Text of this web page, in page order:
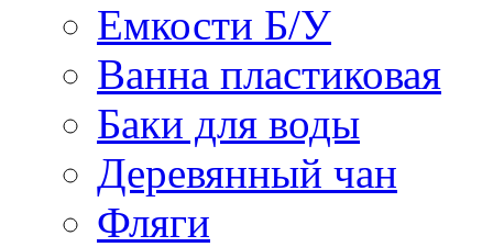
Емкости Б/У
Ванна пластиковая
Баки для воды
Деревянный чан
Фляги